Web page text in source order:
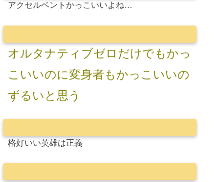
アクセルベントかっこいいよね…
オルタナティブゼロだけでもかっ
こいいのに変身者もかっこいいの
ずるいと思う
格好いい英雄は正義